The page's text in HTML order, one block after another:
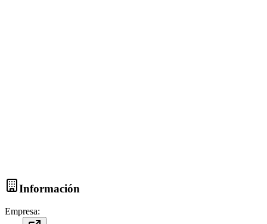
Información
Empresa: